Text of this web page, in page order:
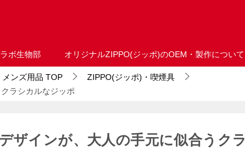
ボ生物部 オリジナルZIPPO(ジッポ)のOEM・製作について
ンズ用品 TOP
ZIPPO(ジッポ)・喫煙具
ラシカルなジッポ
ザインが、大人の手元に似合うクラ